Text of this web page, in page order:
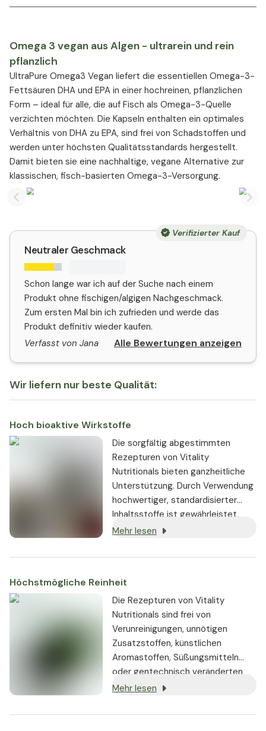
Omega 3 vegan aus Algen - ultrarein und rein
pflanzlich
UltraPure Omega3 Vegan liefert die essentiellen Omega-3-
Fettsäuren DHA und EPA in einer hochreinen, pflanzlichen
Form – ideal für alle, die auf Fisch als Omega-3-Quelle
verzichten möchten. Die Kapseln enthalten ein optimales
Verhältnis von DHA zu EPA, sind frei von Schadstoffen und
werden unter höchsten Qualitätsstandards hergestellt.
Damit bieten sie eine nachhaltige, vegane Alternative zur
klassischen, fisch-basierten Omega-3-Versorgung.
Previous slide
Verifizierter Kauf
Neutraler Geschmack
Schon lange war ich auf der Suche nach einem
Produkt ohne fischigen/algigen Nachgeschmack.
Zum ersten Mal bin ich zufrieden und werde das
Produkt definitiv wieder kaufen.
Verfasst von Jana
Alle Bewertungen anzeigen
Wir liefern nur beste Qualität:
Hoch bioaktive Wirkstoffe
Die sorgfältig abgestimmten
Rezepturen von Vitality
Nutritionals bieten ganzheitliche
Unterstützung. Durch Verwendung
hochwertiger, standardisierter
Inhaltsstoffe ist gewährleistet,
dass sie stets in gleichbleibender,
enthalten sind.
Mehr lesen
Höchstmögliche Reinheit
Die Rezepturen von Vitality
Nutritionals sind frei von
Verunreinigungen, unnötigen
Zusatzstoffen, künstlichen
Aromastoffen, Süßungsmitteln
oder gentechnisch veränderten
Substanzen. Wo immer möglich,
Zutaten verwendet.
Mehr lesen